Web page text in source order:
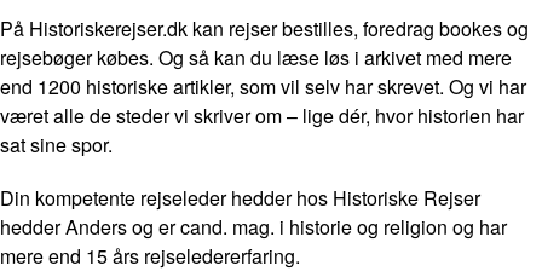
På Historiskerejser.dk kan rejser bestilles, foredrag bookes og
rejsebøger købes. Og så kan du læse løs i arkivet med mere
end 1200 historiske artikler, som vil selv har skrevet. Og vi har
været alle de steder vi skriver om – lige dér, hvor historien har
sat sine spor.
Din kompetente rejseleder hedder hos Historiske Rejser
hedder Anders og er cand. mag. i historie og religion og har
mere end 15 års rejseledererfaring.